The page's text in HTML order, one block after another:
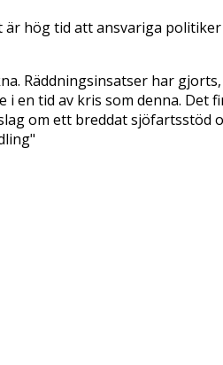
hög tid att ansvariga
Räddningsinsatser har
tid av kris som denna. Det
om ett breddat sjöfartsstöd